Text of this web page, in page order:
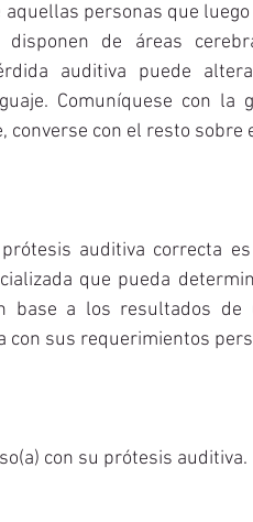
aquellas personas que
de áreas
auditiva puede
Comuníquese con la
converse con el resto
auditiva correcta
que pueda
base a los resultados de
con sus requerimientos
con su prótesis auditiva.